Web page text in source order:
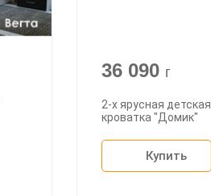
36 090 г
2-х ярусная детская
кроватка "Домик"
Купить